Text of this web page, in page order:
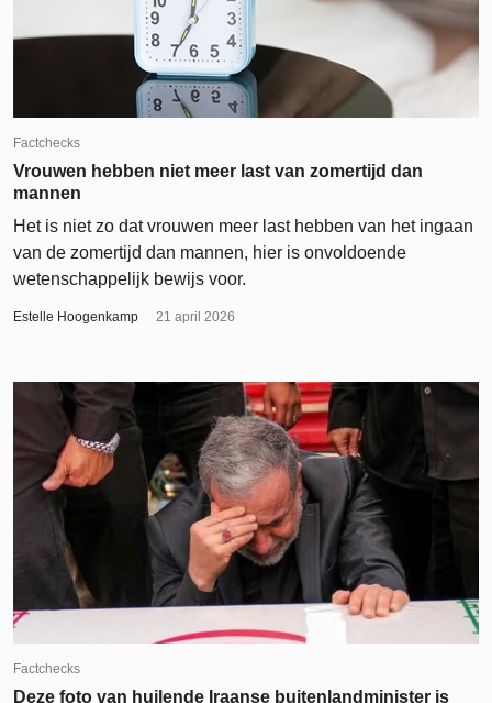
Factchecks
Vrouwen hebben niet meer last van zomertijd dan
mannen
Het is niet zo dat vrouwen meer last hebben van het ingaan
van de zomertijd dan mannen, hier is onvoldoende
wetenschappelijk bewijs voor.
Estelle Hoogenkamp 21 april 2026
Factchecks
Deze foto van huilende Iraanse buitenlandminister is